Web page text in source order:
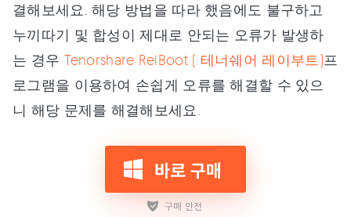
결해보세요. 해당 방법을 따라 했음에도 불구하고
누끼따기 및 합성이 제대로 안되는 오류가 발생하
는 경우 Tenorshare ReiBoot ( 테너쉐어 레이부트)프
로그램을 이용하여 손쉽게 오류를 해결할 수 있으
니 해당 문제를 해결해보세요.